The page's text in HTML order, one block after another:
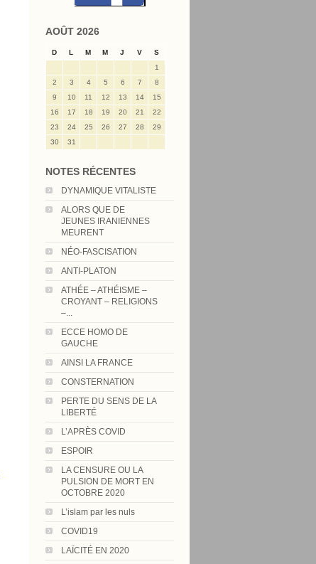
AOÛT 2026
D L M M J V
S
1
2
3 4 5 6 7
8
9
10 11 12 13 14
15
16
17 18 19 20 21
22
23
24 25 26 27 28
29
30
31
NOTES RÉCENTES
DYNAMIQUE VITALISTE
ALORS QUE DE
JEUNES IRANIENNES
MEURENT
NÉO-FASCISATION
ANTI-PLATON
ATHÉE – ATHÉISME –
CROYANT – RELIGIONS
–...
ECCE HOMO DE
GAUCHE
AINSI LA FRANCE
CONSTERNATION
PERTE DU SENS DE LA
LIBERTÉ
L’APRÈS COVID
ESPOIR
LA CENSURE OU LA
PULSION DE MORT EN
OCTOBRE 2020
L’islam par les nuls
COVID19
LAÏCITÉ EN 2020